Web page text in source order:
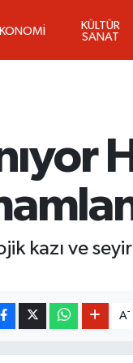
KÜLTÜR
SANAT
kazı ve
A-